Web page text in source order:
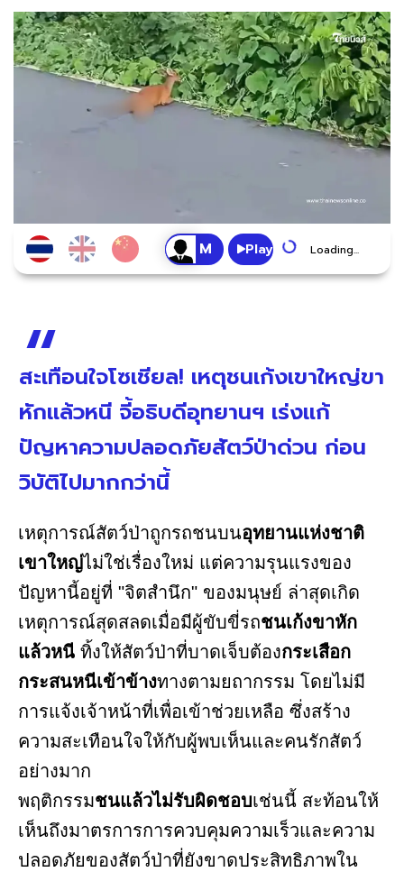
Play Loading...
สะเทือนใจโซเชียล! เหตุชนเก้งเขาใหญ่ขา
หักแล้วหนี จี้อธิบดีอุทยานฯ เร่งแก้
ปัญหาความปลอดภัยสัตว์ป่าด่วน ก่อน
วิบัติไปมากกว่านี้
เหตุการณ์สัตว์ป่าถูกรถชนบนอุทยานแห่งชาติ
เขาใหญ่ไม่ใช่เรื่องใหม่ แต่ความรุนแรงของ
ปัญหานี้อยู่ที่ "จิตสำนึก" ของมนุษย์ ล่าสุดเกิด
เหตุการณ์สุดสลดเมื่อมีผู้ขับขี่รถชนเก้งขาหัก
แล้วหนี ทิ้งให้สัตว์ป่าที่บาดเจ็บต้องกระเสือก
กระสนหนีเข้าข้างทางตามยถากรรม โดยไม่มี
การแจ้งเจ้าหน้าที่เพื่อเข้าช่วยเหลือ ซึ่งสร้าง
ความสะเทือนใจให้กับผู้พบเห็นและคนรักสัตว์
อย่างมาก
พฤติกรรมชนแล้วไม่รับผิดชอบเช่นนี้ สะท้อนให้
เห็นถึงมาตรการการควบคุมความเร็วและความ
ปลอดภัยของสัตว์ป่าที่ยังขาดประสิทธิภาพใน